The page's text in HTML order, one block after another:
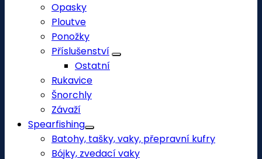
Opasky
Ploutve
Ponožky
Příslušenství
Ostatní
Rukavice
Šnorchly
Závaží
Spearfishing
Batohy, tašky, vaky, přepravní kufry
Bójky, zvedací vaky